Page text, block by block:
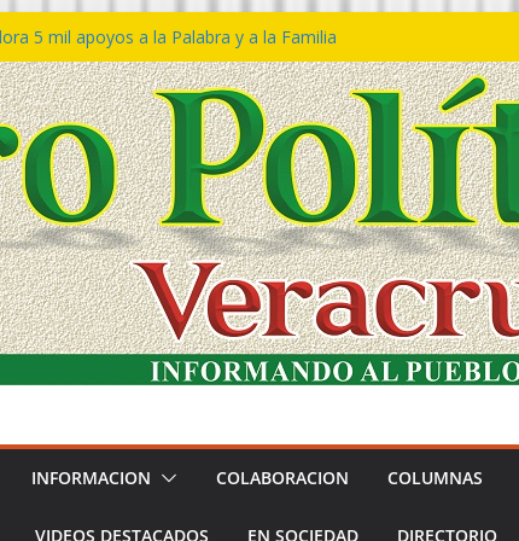
5 mil apoyos a la Palabra y a la Familia
Declaraciones de Procedencia en contra
𝙂𝙤𝙗𝙞𝙚𝙧𝙣𝙤 𝙙𝙚𝙡 𝙀𝙨𝙩𝙖𝙙𝙤 𝙖 𝙙𝙞𝙨𝙛𝙧𝙪𝙩𝙖𝙧
𝙙𝙚𝙡 𝙈𝙖𝙧 𝙚𝙣 𝘾𝙤𝙖𝙩𝙯𝙖𝙘𝙤𝙖𝙡𝙘𝙤𝙨
de policías con vocación de servicio y
SSP
rechaza acusaciones y asegura que
solicitud de desafuero
INFORMACION COLABORACION COLUMNAS
VIDEOS DESTACADOS EN SOCIEDAD DIRECTORIO